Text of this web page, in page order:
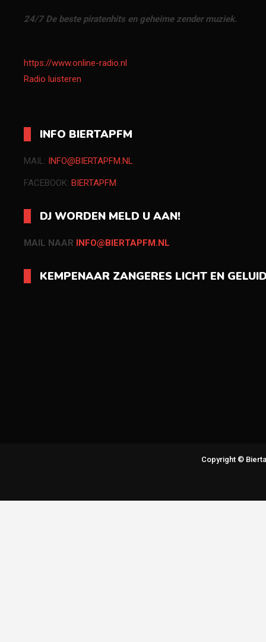
24/7 De beste piratenhits en geheime zender muziek.
https://www.online-radio.nl
Radio luisteren
INFO BIERTAPFM
MAIL: INFO@BIERTAPFM.NL
FACEBOOK: BIERTAPFM
DJ WORDEN MELD U AAN!
MAIL NAAR INFO@BIERTAPFM.NL
KEMPENAAR ZANGERES LICHT EN
Copyright ©